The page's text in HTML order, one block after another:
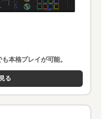
本格プレイが可能。
る